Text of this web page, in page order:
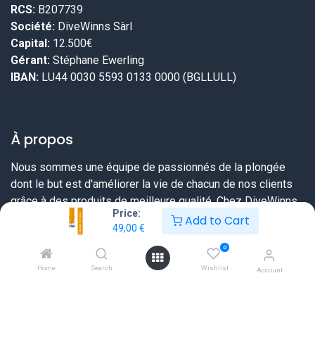
Price:
49,00 € Add to Cart
Home Search
0
Wishlist Account
RCS: B207739
Société: DiveWinns Sàrl
Capital: 12.500€
Gérant: Stéphane Ewerling
IBAN: LU44 0030 5593 0133 0000 (BGLLULL)
À propos
Nous sommes une équipe de passionnés de la plongée
dont le but est d'améliorer la vie de chacun de nos clients
grâce à des produits de meilleure qualité. Chez DiveWinns
vous savez dès le début ce que vous pouvez attendre,
nous ne vendons pas d'illusions.
Nous essayons toujours de dépasser vos attentes en vous